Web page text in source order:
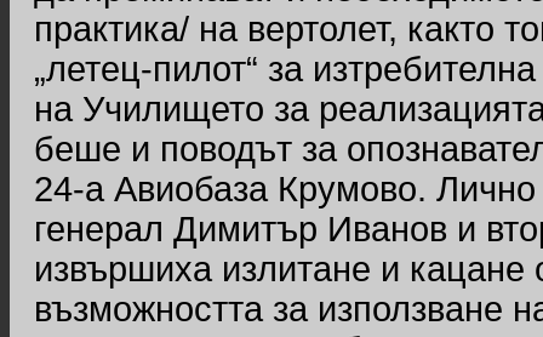
практика/ на вертолет, както
„летец-пилот“ за
на Училището за
беше и поводът за
24-а Авиобаза Крумово.
генерал Димитър Иванов и
извършиха излитане и кацане
възможността за използване